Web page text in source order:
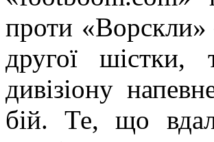
проти «Ворскли»
другої
дивізіону
бій. Те, що